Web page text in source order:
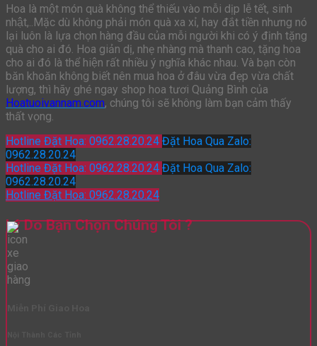
Hoa là một món quà không thể thiếu vào mỗi dịp lễ tết, sinh
nhật,..Mặc dù không phải món quà xa xỉ, hay đắt tiền nhưng nó
lại luôn là lựa chọn hàng đầu của mỗi người khi có ý định tặng
quà cho ai đó. Hoa giản dị, nhẹ nhàng mà thanh cao, tặng hoa
cho ai đó là thể hiện rất nhiều ý nghĩa khác nhau. Và bạn còn
băn khoăn không biết nên mua hoa ở đâu vừa đẹp vừa chất
lượng, thì hãy ghé ngay shop hoa tươi Quảng Bình của
Hoatuoivannam.com, chúng tôi sẽ không làm bạn cảm thấy
thất vọng.
Hotline Đặt Hoa: 0962.28.20.24 Đặt Hoa Qua Zalo:
0962.28.20.24
Hotline Đặt Hoa: 0962.28.20.24 Đặt Hoa Qua Zalo:
0962.28.20.24
Hotline Đặt Hoa: 0962.28.20.24
Lý Do Bạn Chọn Chúng Tôi ?